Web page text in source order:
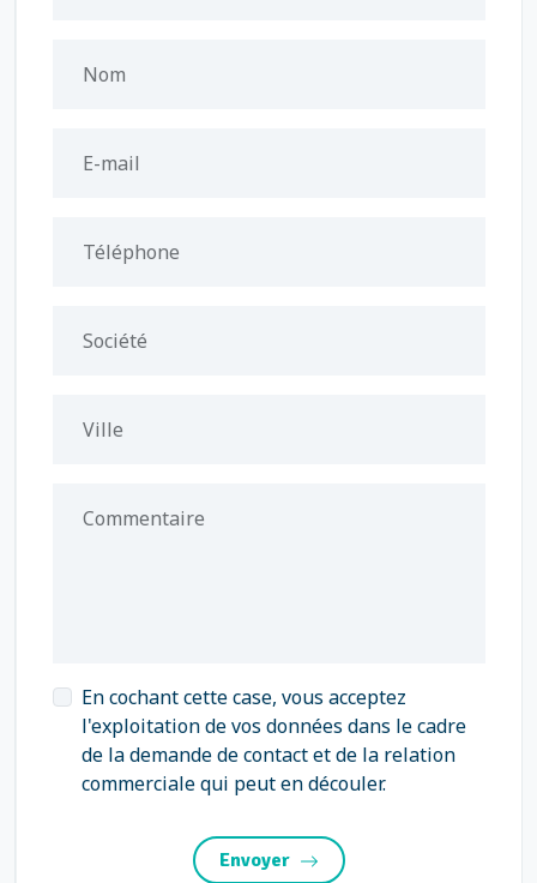
Nom
E-mail
Téléphone
Société
Ville
Commentaire
En cochant cette case, vous acceptez
l'exploitation de vos données dans le cadre
de la demande de contact et de la relation
commerciale qui peut en découler.
Envoyer